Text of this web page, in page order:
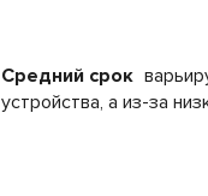
Средний срок
устройства, а из-за